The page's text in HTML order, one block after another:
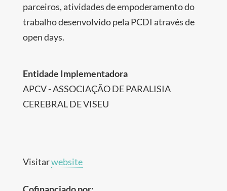
parceiros, atividades de empoderamento do
trabalho desenvolvido pela PCDI através de
open days.
Entidade Implementadora
APCV - ASSOCIAÇÃO DE PARALISIA
CEREBRAL DE VISEU
Visitarwebsite